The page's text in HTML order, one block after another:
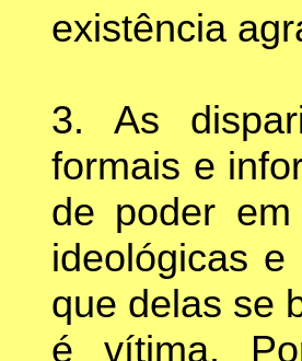
existência
3. As
formais e
de poder em
ideológicas
que delas se
é vítima.